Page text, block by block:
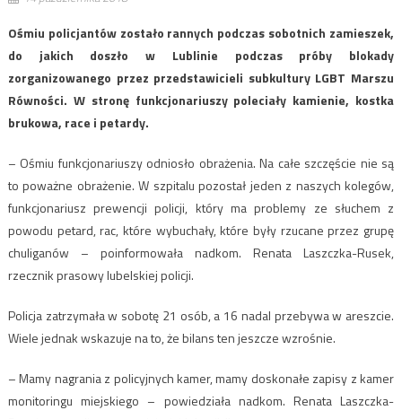
Ośmiu policjantów zostało rannych podczas sobotnich zamieszek,
do jakich doszło w Lublinie podczas próby blokady
zorganizowanego przez przedstawicieli subkultury LGBT Marszu
Równości. W stronę funkcjonariuszy poleciały kamienie, kostka
brukowa, race i petardy.
– Ośmiu funkcjonariuszy odniosło obrażenia. Na całe szczęście nie są
to poważne obrażenie. W szpitalu pozostał jeden z naszych kolegów,
funkcjonariusz prewencji policji, który ma problemy ze słuchem z
powodu petard, rac, które wybuchały, które były rzucane przez grupę
chuliganów – poinformowała nadkom. Renata Laszczka-Rusek,
rzecznik prasowy lubelskiej policji.
Policja zatrzymała w sobotę 21 osób, a 16 nadal przebywa w areszcie.
Wiele jednak wskazuje na to, że bilans ten jeszcze wzrośnie.
– Mamy nagrania z policyjnych kamer, mamy doskonałe zapisy z kamer
monitoringu miejskiego – powiedziała nadkom. Renata Laszczka-